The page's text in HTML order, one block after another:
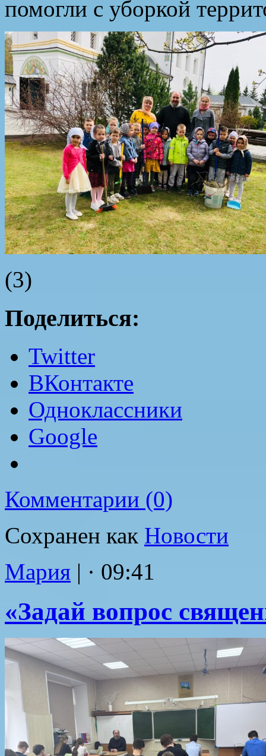
помогли с уборкой
(3)
Поделиться:
Twitter
ВКонтакте
Одноклассники
Google
Комментарии (0)
Сохранен как Новости
Мария | · 09:41
«Задай вопрос